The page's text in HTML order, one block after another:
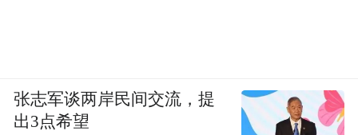
张志军谈两岸民间交流，提
出3点希望